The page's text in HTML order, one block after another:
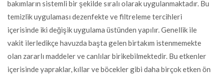
bakımların sistemli bir şekilde sıralı olarak uygulanmaktadır. Bu
temizlik uygulaması dezenfekte ve filtreleme tercihleri
içerisinde iki değişik uygulama üstünden yapılır. Genellik ile
vakit ilerledikçe havuzda başta gelen birtakım istenmemekte
olan zararlı maddeler ve canlılar birikebilmektedir. Bu etkenler
içerisinde yapraklar, kıllar ve böcekler gibi daha birçok etken ön